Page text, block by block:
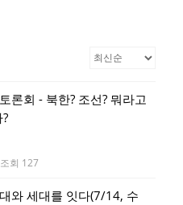
론회 - 북한? 조선? 뭐라고
조회 127
와 세대를 잇다(7/14, 수